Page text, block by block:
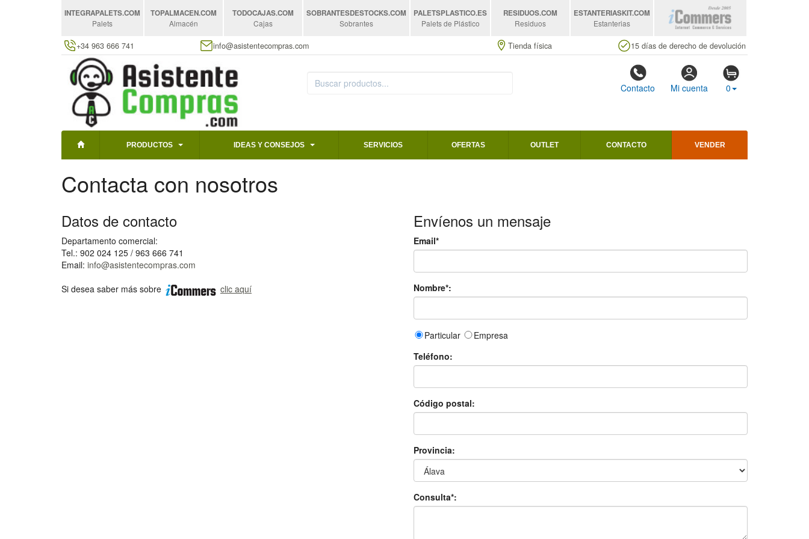
INTEGRAPALETS.COM
Palets
TOPALMACEN.COM
Almacén
TODOCAJAS.COM
Cajas
SOBRANTESDESTOCKS.COM
Sobrantes
PALETSPLASTICO.ES
Palets de Plástico
RESIDUOS.COM
Residuos
ESTANTERIASKIT.COM
Estanterias
+34 963 666 741 info@asistentecompras.com Tienda física 15 días de derecho de devolución
Contacto Mi cuenta 0
PRODUCTOS IDEAS Y CONSEJOS SERVICIOS OFERTAS OUTLET CONTACTO VENDER
Contacta con nosotros
Datos de contacto
Departamento comercial:
Tel.: 902 024 125 / 963 666 741
Email: info@asistentecompras.com
Si desea saber más sobre
clic aquí
Envíenos un mensaje
Email*
Nombre*:
Particular
Empresa
Teléfono:
Código postal:
Provincia:
Consulta*: